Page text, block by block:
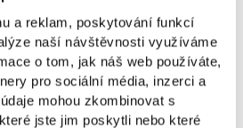
a reklam, poskytování funkcí
naší návštěvnosti využíváme
o tom, jak náš web používáte,
pro sociální média, inzerci a
mohou zkombinovat s
jste jim poskytli nebo které